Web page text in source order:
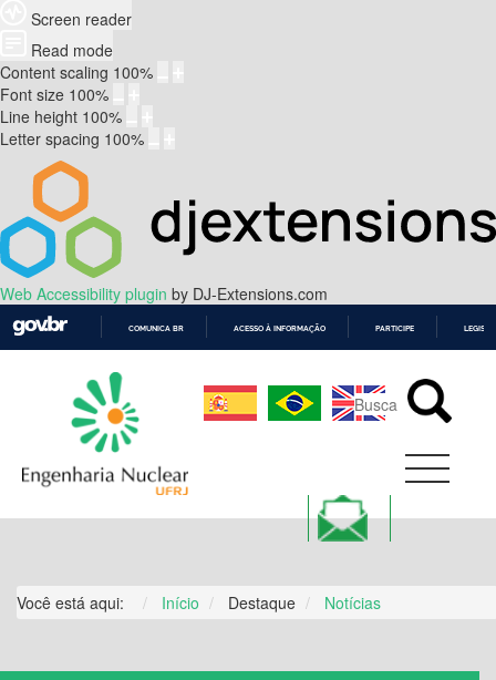
Screen reader
Read mode
Content scaling 100%
Font size 100%
Line height 100%
Letter spacing 100%
Web Accessibility plugin by DJ-Extensions.com
CONTEÚDO
COMUNICA BR ACESSO À INFORMAÇÃO PARTICIPE
Você está aqui: Início Destaque Notícias